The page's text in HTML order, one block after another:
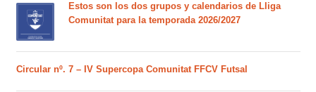
Estos son los dos grupos y calendarios de Lliga
Comunitat para la temporada 2026/2027
Circular nº. 7 – IV Supercopa Comunitat FFCV Futsal